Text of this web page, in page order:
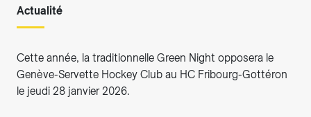
Actualité
Cette année, la traditionnelle Green Night opposera le
Genève-Servette Hockey Club au HC Fribourg-Gottéron
le jeudi 28 janvier 2026.